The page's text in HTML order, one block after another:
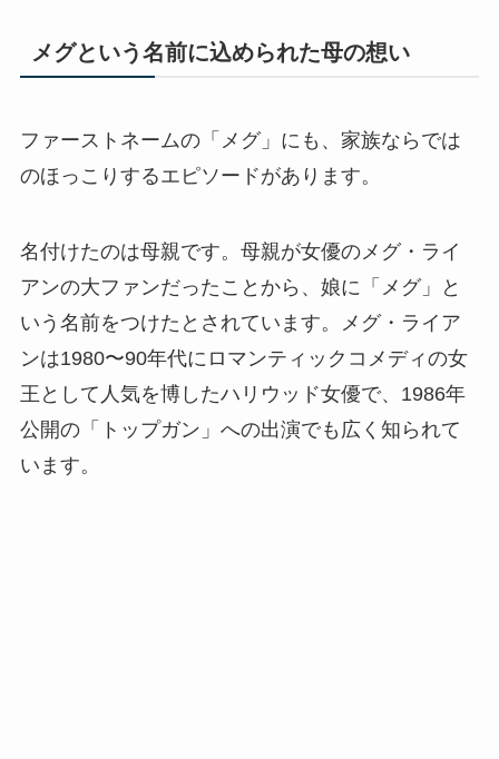
メグという名前に込められた母の想い
ファーストネームの「メグ」にも、家族ならでは
のほっこりするエピソードがあります。
名付けたのは母親です。母親が女優のメグ・ライ
アンの大ファンだったことから、娘に「メグ」と
いう名前をつけたとされています。メグ・ライア
ンは1980〜90年代にロマンティックコメディの女
王として人気を博したハリウッド女優で、1986年
公開の「トップガン」への出演でも広く知られて
います。